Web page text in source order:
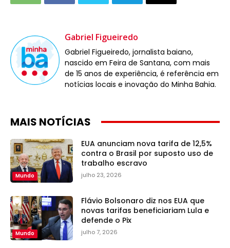
Gabriel Figueiredo
Gabriel Figueiredo, jornalista baiano,
nascido em Feira de Santana, com mais
de 15 anos de experiência, é referência em
notícias locais e inovação do Minha Bahia.
MAIS NOTÍCIAS
Mundo
EUA anunciam nova tarifa de 12,5%
contra o Brasil por suposto uso de
trabalho escravo
julho 23, 2026
Mundo
Flávio Bolsonaro diz nos EUA que
novas tarifas beneficiariam Lula e
defende o Pix
julho 7, 2026